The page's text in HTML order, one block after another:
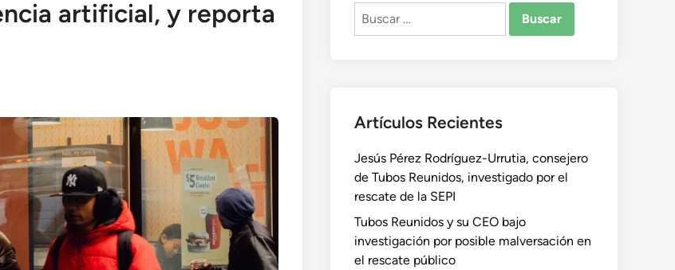
artificial, y reporta
Buscar:
Artículos Recientes
Jesús Pérez Rodríguez-Urrutia, consejero
de Tubos Reunidos, investigado por el
rescate de la SEPI
Tubos Reunidos y su CEO bajo
investigación por posible malversación en
el rescate público